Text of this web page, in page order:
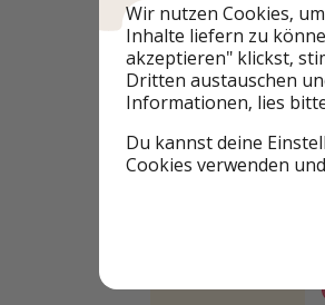
Wir nutzen Cookies,
Inhalte liefern zu
akzeptieren" klickst,
Dritten austauschen
Informationen, lies
Du kannst deine
Cookies verwenden